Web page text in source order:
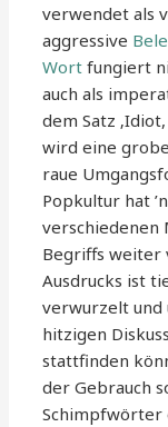
verwendet als
aggressive
Wort fungiert
auch als
dem Satz
wird eine
raue
Popkultur hat
verschiedenen
Begriffs weiter
Ausdrucks ist
verwurzelt
hitzigen
stattfinden
der Gebrauch
Schimpfwörter